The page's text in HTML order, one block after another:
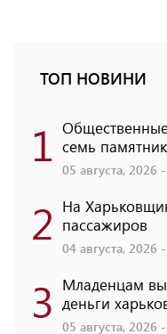
ТОП НОВИНИ
1 семь
05 августа, 2026
2 На
пассажиров
04 августа, 2026
3 Младенцам
деньги
05 августа, 2026